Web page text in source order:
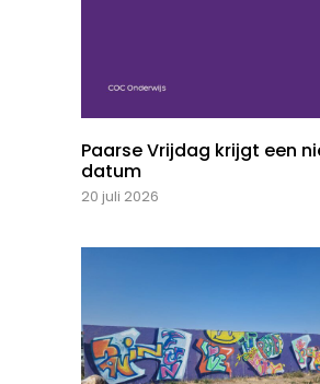
Paarse Vrijdag krijgt een
datum
20 juli 2026